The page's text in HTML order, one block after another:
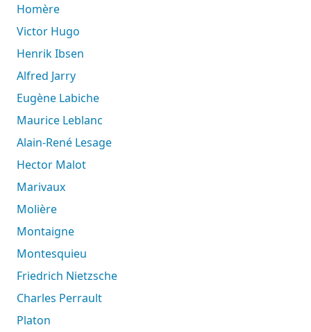
Homère
Victor Hugo
Henrik Ibsen
Alfred Jarry
Eugène Labiche
Maurice Leblanc
Alain-René Lesage
Hector Malot
Marivaux
Molière
Montaigne
Montesquieu
Friedrich Nietzsche
Charles Perrault
Platon